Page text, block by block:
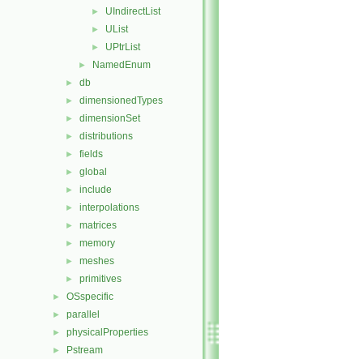
► UIndirectList
► UList
► UPtrList
► NamedEnum
► db
► dimensionedTypes
► dimensionSet
► distributions
► fields
► global
► include
► interpolations
► matrices
► memory
► meshes
► primitives
► OSspecific
► parallel
► physicalProperties
► Pstream